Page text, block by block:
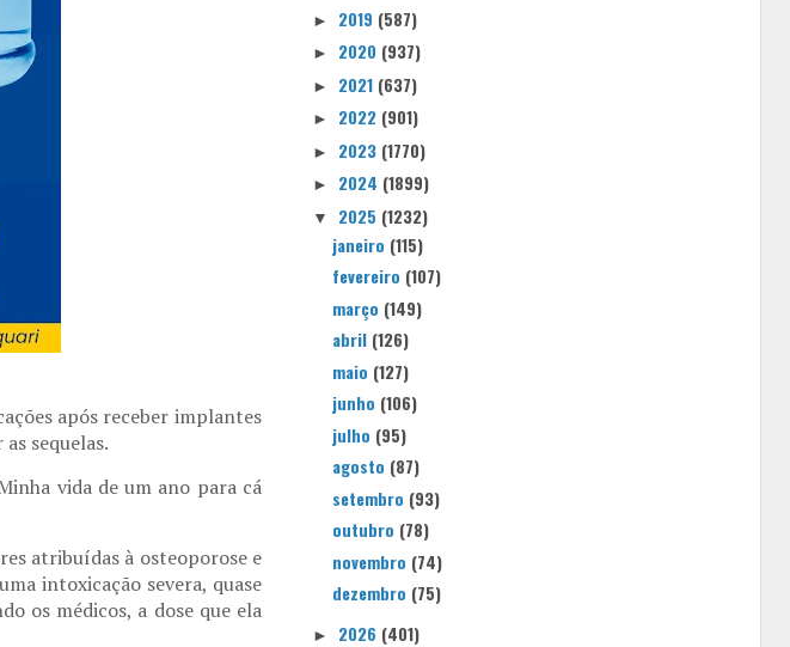
após receber implantes
sequelas.
vida de um ano para cá
atribuídas à osteoporose e
intoxicação severa, quase
os médicos, a dose que ela
► 2019 (587)
► 2020 (937)
► 2021 (637)
► 2022 (901)
► 2023 (1770)
► 2024 (1899)
▼ 2025 (1232)
janeiro (115)
fevereiro (107)
março (149)
abril (126)
maio (127)
junho (106)
julho (95)
agosto (87)
setembro (93)
outubro (78)
novembro (74)
dezembro (75)
► 2026 (401)